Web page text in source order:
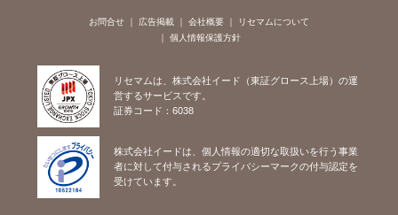
お問合せ 広告掲載 会社概要
リセマムについて
個人情報保護方針
リセマムは、株式会社イード（東証グロース上場）の運
営するサービスです。
証券コード：6038
株式会社イードは、個人情報の適切な取扱いを行う事業
者に対して付与されるプライバシーマークの付与認定を
受けています。